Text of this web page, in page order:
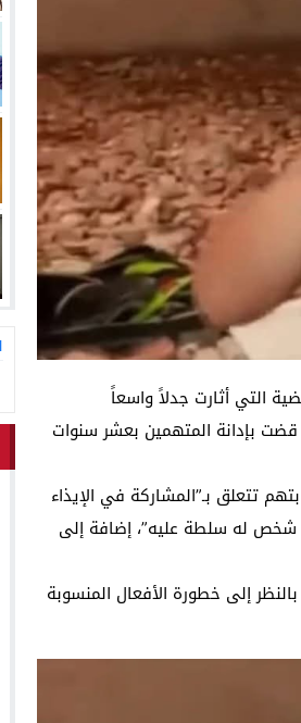
الأمل المغاربةةصف واحد لموجهة
15 يونيو، أحكامها في القضية التي أثارت جدلاً واسعاً
بإدانة المتهمين بعشر سنوات
تتعلق بـ”المشاركة في الإيذاء
العمدي ضد طفل يقل سنه عن 15 سنة من طرف شخص له سلطة عليه”، إضافة إلى
إلى خطورة الأفعال المنسوبة